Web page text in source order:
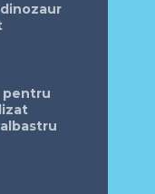
pentru